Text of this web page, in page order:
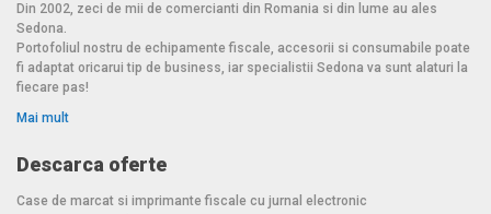
Din 2002, zeci de mii de comercianti din Romania si din lume au ales
Sedona.
Portofoliul nostru de echipamente fiscale, accesorii si consumabile poate
fi adaptat oricarui tip de business, iar specialistii Sedona va sunt alaturi la
fiecare pas!
Mai mult
Descarca oferte
Case de marcat si imprimante fiscale cu jurnal electronic